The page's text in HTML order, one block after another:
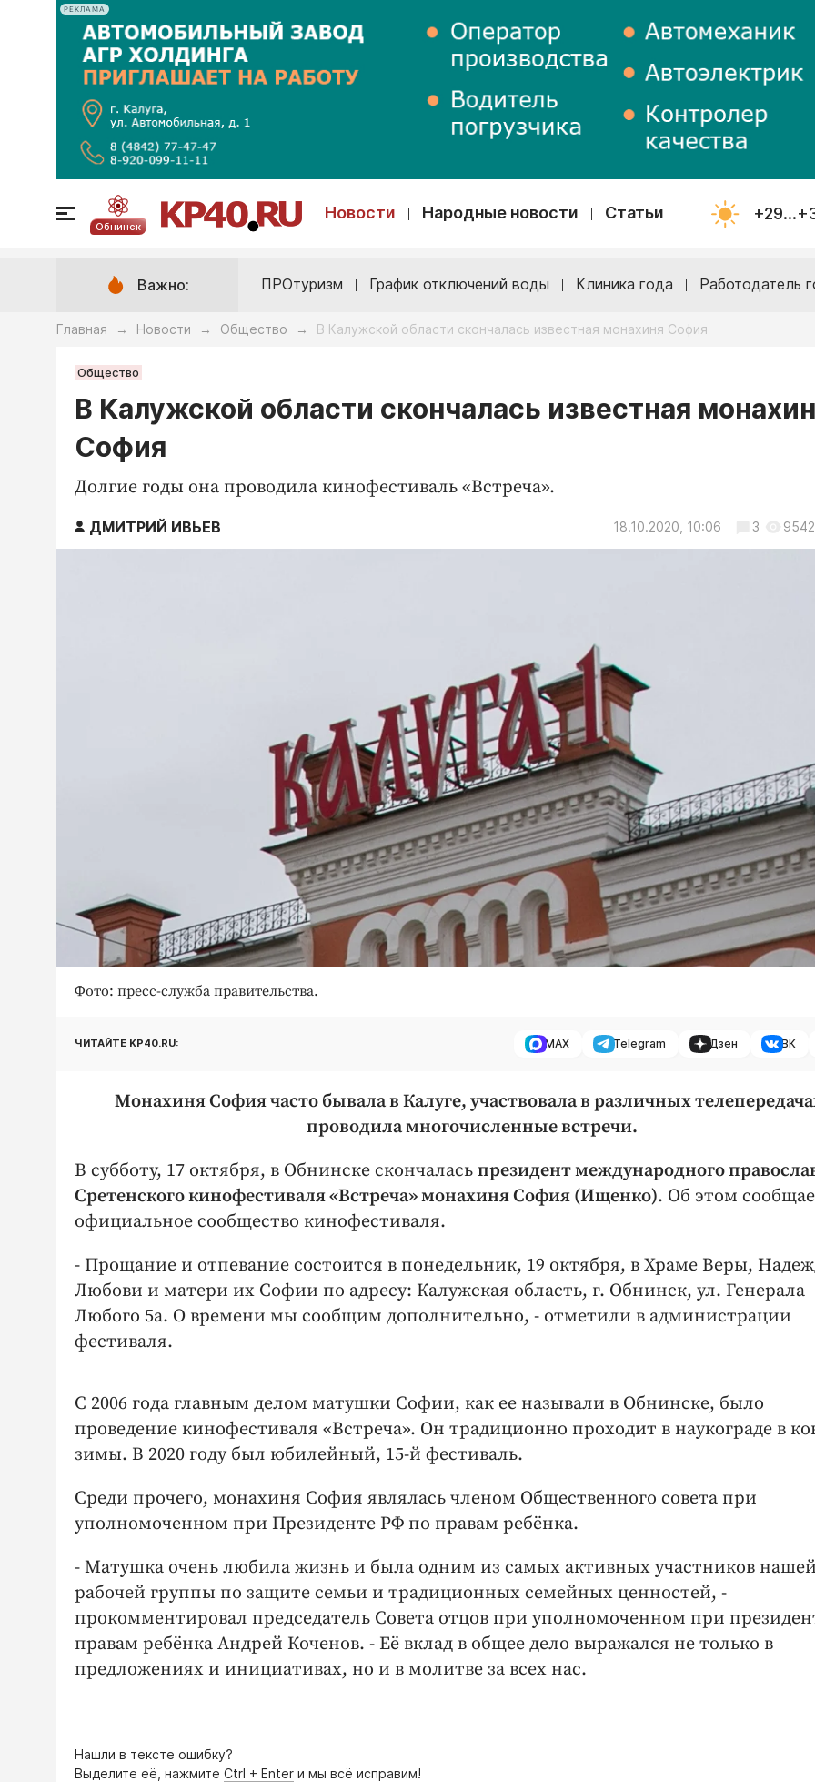
РЕКЛАМА
Обнинск
Новости Народные новости Статьи
Важно: ПРОтуризм График отключений воды Клиника года Работодатель
Главная → Новости → Общество → В Калужской области скончалась известная монахиня София
Общество
В Калужской области скончалась известная
София
Долгие годы она проводила кинофестиваль «Встреча».
ДМИТРИЙ ИВЬЕВ 18.10.2020, 10:06 3 9542
Фото: пресс-служба правительства.
ЧИТАЙТЕ KP40.RU: MAX Telegram Дзен ВК
Монахиня София часто бывала в Калуге, участвовала в различных
проводила многочисленные встречи.
В субботу, 17 октября, в Обнинске скончалась президент международного
Сретенского кинофестиваля «Встреча» монахиня София (Ищенко). Об этом
официальное сообщество кинофестиваля.
- Прощание и отпевание состоится в понедельник, 19 октября, в Храме Веры,
Любови и матери их Софии по адресу: Калужская область, г. Обнинск, ул. Генерала
Любого 5а. О времени мы сообщим дополнительно, - отметили в администрации
фестиваля.
С 2006 года главным делом матушки Софии, как ее называли в Обнинске, было
проведение кинофестиваля «Встреча». Он традиционно проходит в наукограде в
зимы. В 2020 году был юбилейный, 15-й фестиваль.
Среди прочего, монахиня София являлась членом Общественного совета при
уполномоченном при Президенте РФ по правам ребёнка.
- Матушка очень любила жизнь и была одним из самых активных участников
рабочей группы по защите семьи и традиционных семейных ценностей, -
прокомментировал председатель Совета отцов при уполномоченном при
правам ребёнка Андрей Коченов. - Её вклад в общее дело выражался не только в
предложениях и инициативах, но и в молитве за всех нас.
Нашли в тексте ошибку?
Выделите её, нажмите Ctrl + Enter и мы всё исправим!